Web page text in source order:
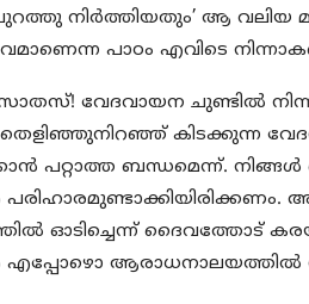
നിർത്തിയതും’ ആ വലിയ
പാഠം എവിടെ
വേദവായന ചുണ്ടിൽ നിന്ന്
കിടക്കുന്ന
പറ്റാത്ത ബന്ധമെന്ന്.
ഓടിച്ചെന്ന് ദൈവത്തോട്
എപ്പോഴൊ ആരാധനാലയത്തിൽ